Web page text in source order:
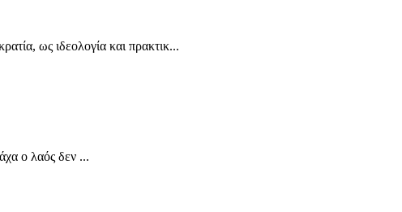
ως ιδεολογία και πρακτικ...
ο λαός δεν ...